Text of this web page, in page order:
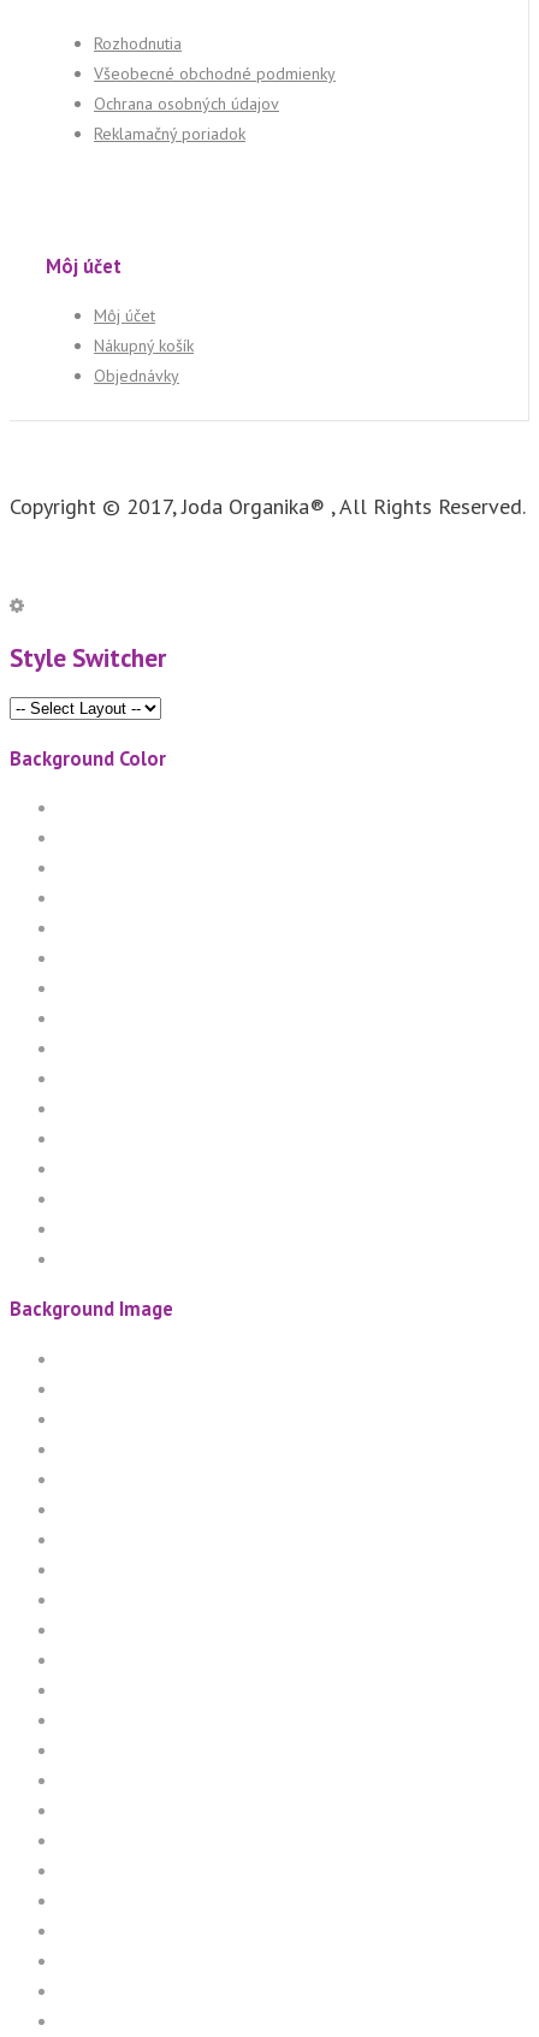
Rozhodnutia
Všeobecné obchodné podmienky
Ochrana osobných údajov
Reklamačný poriadok
Môj účet
Môj účet
Nákupný košík
Objednávky
Copyright © 2017, Joda Organika® , All Rights Reserved.
Style Switcher
Background Color
Background Image